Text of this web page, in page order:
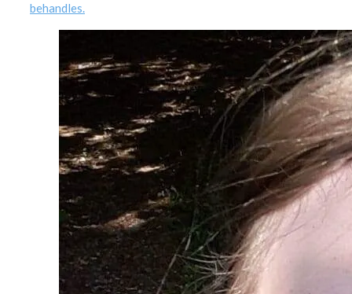
behandles.